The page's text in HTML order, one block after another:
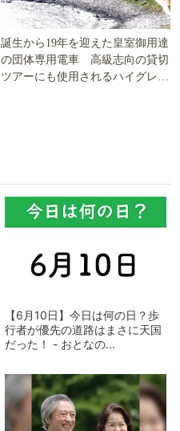
誕生から19年を迎えた皇室御用達
の団体専用電車 高級志向の貸切
ツアーにも使用されるハイグレー
【6月10日】今日は何の日？歩
行者が優先の道路はまさに天国
だった！ - おとなの...